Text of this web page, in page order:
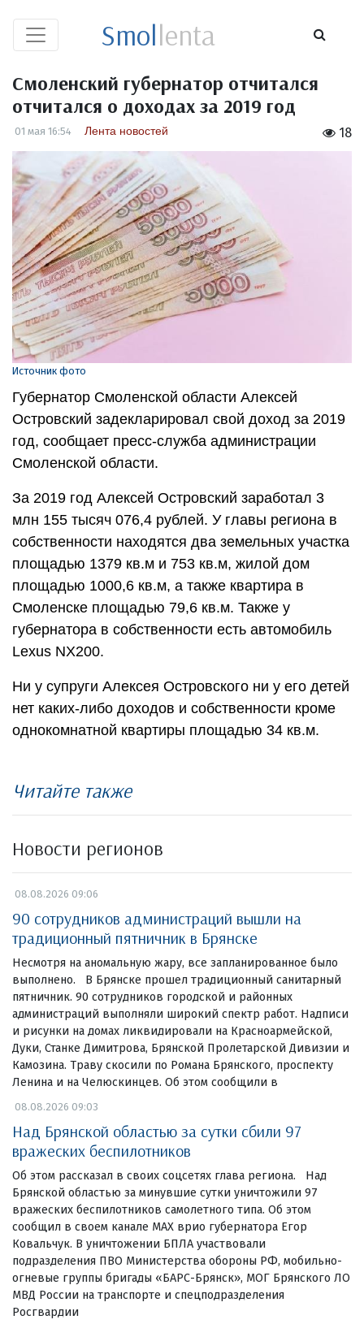
Smollenta
Смоленский губернатор отчитался
отчитался о доходах за 2019 год
18
01 мая 16:54 Лента новостей
Источник фото
Губернатор Смоленской области Алексей
Островский задекларировал свой доход за 2019
год, сообщает пресс-служба администрации
Смоленской области.
За 2019 год Алексей Островский заработал 3
млн 155 тысяч 076,4 рублей. У главы региона в
собственности находятся два земельных участка
площадью 1379 кв.м и 753 кв.м, жилой дом
площадью 1000,6 кв.м, а также квартира в
Смоленске площадью 79,6 кв.м. Также у
губернатора в собственности есть автомобиль
Lexus NX200.
Ни у супруги Алексея Островского ни у его детей
нет каких-либо доходов и собственности кроме
однокомнатной квартиры площадью 34 кв.м.
Читайте также
Новости регионов
08.08.2026 09:06
90 сотрудников администраций вышли на
традиционный пятничник в Брянске
Несмотря на аномальную жару, все запланированное было
выполнено. В Брянске прошел традиционный санитарный
пятничник. 90 сотрудников городской и районных
администраций выполняли широкий спектр работ. Надписи
и рисунки на домах ликвидировали на Красноармейской,
Дуки, Станке Димитрова, Брянской Пролетарской Дивизии и
Камозина. Траву скосили по Романа Брянского, проспекту
Ленина и на Челюскинцев. Об этом сообщили в
08.08.2026 09:03
Над Брянской областью за сутки сбили 97
вражеских беспилотников
Об этом рассказал в своих соцсетях глава региона. Над
Брянской областью за минувшие сутки уничтожили 97
вражеских беспилотников самолетного типа. Об этом
сообщил в своем канале МАХ врио губернатора Егор
Ковальчук. В уничтожении БПЛА участвовали
подразделения ПВО Министерства обороны РФ, мобильно-
огневые группы бригады «БАРС-Брянск», МОГ Брянского ЛО
МВД России на транспорте и спецподразделения
Росгвардии